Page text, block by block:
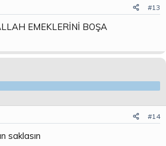
#13
EMEKLERİNİ BOŞA
#14
saklasın